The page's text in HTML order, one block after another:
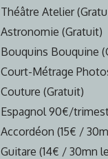
Théâtre Atelier
Astronomie (Gratuit)
Bouquins Bouquine
Court-Métrage
Couture (Gratuit)
Espagnol 90€/
Accordéon (15€ /
Guitare (14€ / 30mn